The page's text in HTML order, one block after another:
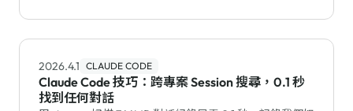
2026.4.1 CLAUDE CODE
Claude Code 技巧：跨專案 Session 搜尋，0.1 秒
找到任何對話